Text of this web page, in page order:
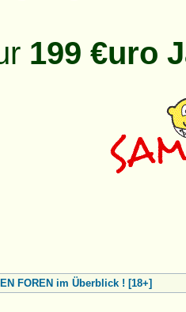
199 €uro
FOREN im Überblick ! [18+]